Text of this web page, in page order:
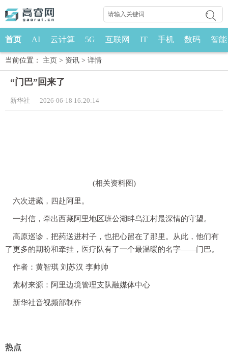
首页 AI 云计算 5G 互联网 IT 手机 数码 智能
当前位置： 主页 > 资讯 > 详情
“门巴”回来了
新华社 2026-06-18 16:20:14
(相关资料图)
六次进藏，四赴阿里。
一封信，牵出西藏阿里地区班公湖畔乌江村最深情的守望。
高原巡诊，把药送进村子，也把心留在了那里。从此，他们有
了更多的期盼和牵挂，医疗队有了一个最温暖的名字——门巴。
作者：黄智琪 刘苏汉 李帅帅
素材来源：阿里边境管理支队融媒体中心
新华社音视频部制作
热点